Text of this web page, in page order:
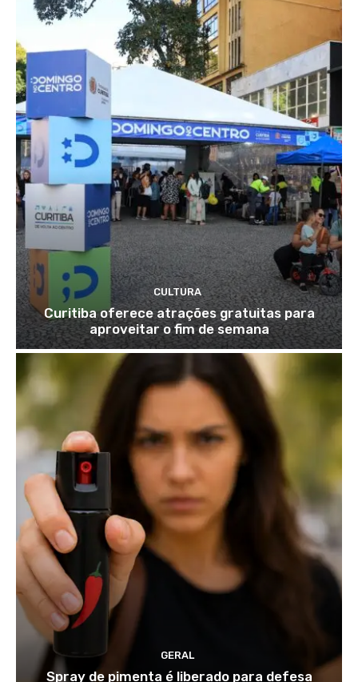
CULTURA
Curitiba oferece atrações gratuitas para
aproveitar o fim de semana
GERAL
Spray de pimenta é liberado para defesa